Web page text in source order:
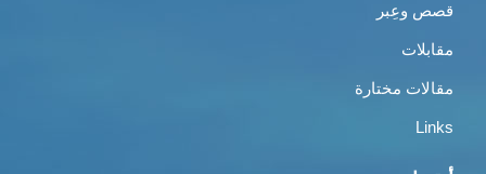
قصص وعِبر
مقابلات
مقالات مختارة
Links